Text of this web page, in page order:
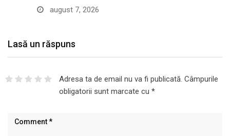
august 7, 2026
Lasă un răspuns
Adresa ta de email nu va fi publicată. Câmpurile
obligatorii sunt marcate cu *